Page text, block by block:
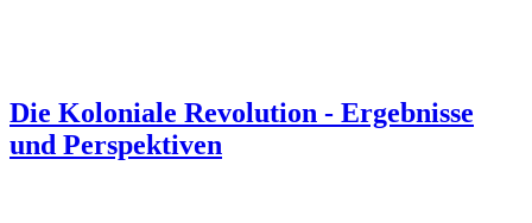
Die Koloniale Revolution - Ergebnisse
und Perspektiven